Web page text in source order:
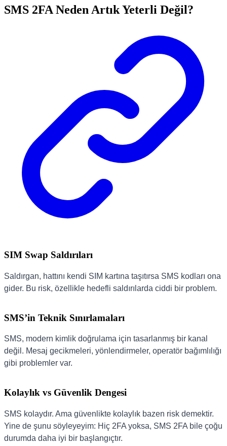
SMS 2FA Neden Artık Yeterli Değil?
SIM Swap Saldırıları
Saldırgan, hattını kendi SIM kartına taşıtırsa SMS kodları ona
gider. Bu risk, özellikle hedefli saldırılarda ciddi bir problem.
SMS’in Teknik Sınırlamaları
SMS, modern kimlik doğrulama için tasarlanmış bir kanal
değil. Mesaj gecikmeleri, yönlendirmeler, operatör bağımlılığı
gibi problemler var.
Kolaylık vs Güvenlik Dengesi
SMS kolaydır. Ama güvenlikte kolaylık bazen risk demektir.
Yine de şunu söyleyeyim: Hiç 2FA yoksa, SMS 2FA bile çoğu
durumda daha iyi bir başlangıçtır.